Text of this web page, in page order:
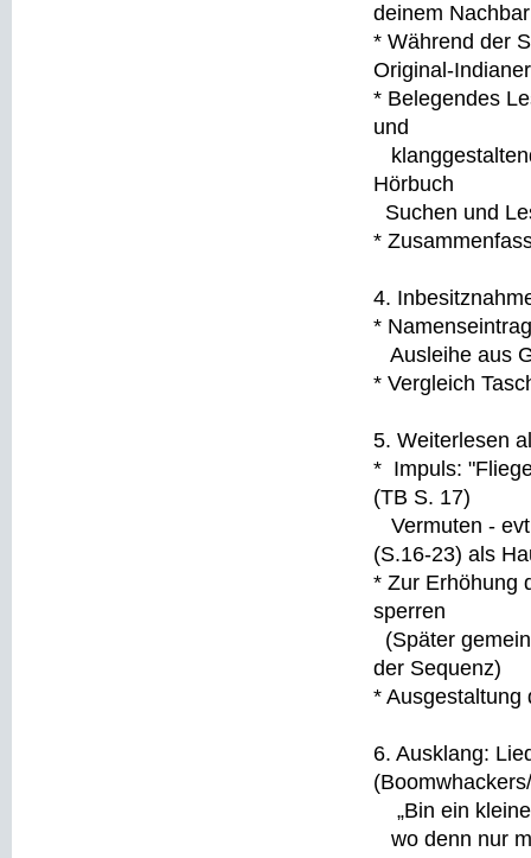
deinem
* Während der
Original-
* Belegendes
und
Hörbuch
Suchen und
*
4.
*
Ausleihe aus
* Vergleich
5. Weiterlesen
* Impuls:
(TB S. 17)
Vermuten -
(S.16-23) als
* Zur Erhöhung
sperren
(Später
der Sequenz)
* Ausgestaltung
6. Ausklang:
„Bin ein
wo denn nur